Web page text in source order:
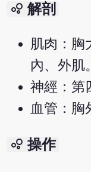
bubble_chart 解剖
肌肉：胸
內、外肌。
神經：第
血管：胸
bubble_chart 操作